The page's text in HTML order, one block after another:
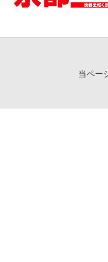
当ペー